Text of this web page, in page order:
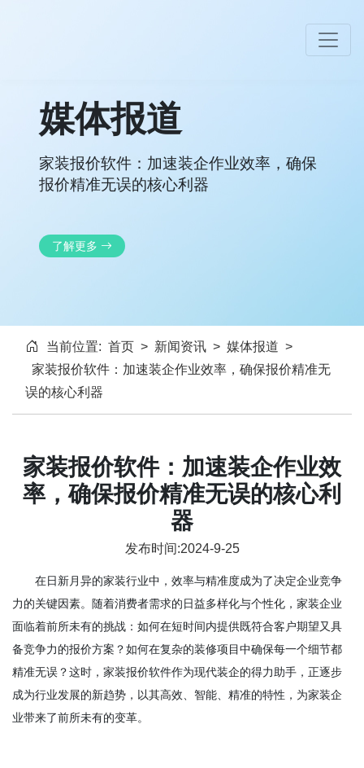
媒体报道
家装报价软件：加速装企作业效率，确保
报价精准无误的核心利器
了解更多
当前位置: 首页 > 新闻资讯 > 媒体报道 >
家装报价软件：加速装企作业效率，确保报价精准无
误的核心利器
家装报价软件：加速装企作业效
率，确保报价精准无误的核心利
器
发布时间:2024-9-25
在日新月异的家装行业中，效率与精准度成为了决定企业竞争
力的关键因素。随着消费者需求的日益多样化与个性化，家装企业
面临着前所未有的挑战：如何在短时间内提供既符合客户期望又具
备竞争力的报价方案？如何在复杂的装修项目中确保每一个细节都
精准无误？这时，家装报价软件作为现代装企的得力助手，正逐步
成为行业发展的新趋势，以其高效、智能、精准的特性，为家装企
业带来了前所未有的变革。